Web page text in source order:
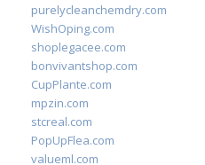
purelycleanchemdry.com
WishOping.com
shoplegacee.com
bonvivantshop.com
CupPlante.com
mpzin.com
stcreal.com
PopUpFlea.com
valueml.com